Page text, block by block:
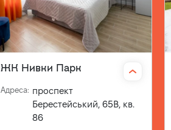
ЖК Нивки Парк
Адреса: проспект
Берестейський, 65В, кв.
86